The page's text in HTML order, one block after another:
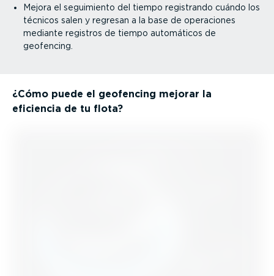
Mejora el seguimiento del tiempo registrando cuándo los
técnicos salen y regresan a la base de operaciones
mediante registros de tiempo automáticos de
geofencing.
¿Cómo puede el geofencing mejorar la
eficiencia de tu flota?